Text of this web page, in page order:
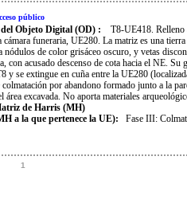
público
Objeto Digital (OD) :
T8-UE418. Relleno
cámara funeraria, UE280. La matriz es una
nódulos de color grisáceo oscuro, y vetas
con acusado descenso de cota hacia el NE.
y se extingue en cuña entre la UE280
colmatación por abandono formado junto a la
área excavada. No aporta materiales
de Harris (MH)
a la que pertenece la UE):
Fase III:
1